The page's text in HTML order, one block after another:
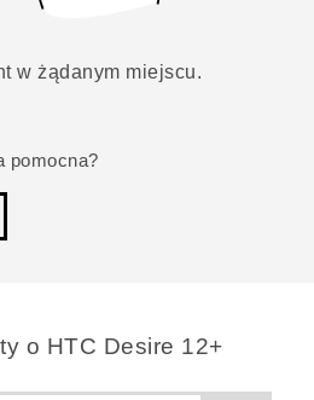
w żądanym miejscu.
pomocna?
o HTC Desire 12+